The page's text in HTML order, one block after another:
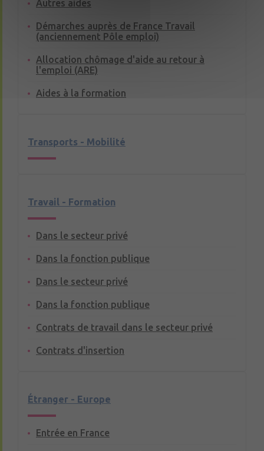
Autres aides
Démarches auprès de France Travail
(anciennement Pôle emploi)
Allocation chômage d'aide au retour à
l'emploi (ARE)
Aides à la formation
Transports - Mobilité
Travail - Formation
Dans le secteur privé
Dans la fonction publique
Dans le secteur privé
Dans la fonction publique
Contrats de travail dans le secteur privé
Contrats d'insertion
Étranger - Europe
Entrée en France